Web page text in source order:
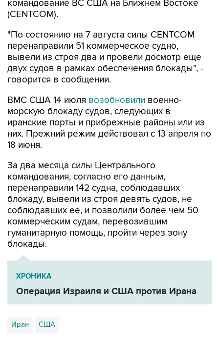
командование ВС США на Ближнем Востоке
(CENTCOM).
"По состоянию на 7 августа силы CENTCOM
перенаправили 51 коммерческое судно,
вывели из строя два и провели досмотр еще
двух судов в рамках обеспечения блокады", -
говорится в сообщении.
ВМС США 14 июля возобновили военно-
морскую блокаду судов, следующих в
иранские порты и прибрежные районы или из
них. Прежний режим действовал с 13 апреля по
18 июня.
За два месяца силы Центрального
командования, согласно его данным,
перенаправили 142 судна, соблюдавших
блокаду, вывели из строя девять судов, не
соблюдавших ее, и позволили более чем 50
коммерческим судам, перевозившим
гуманитарную помощь, пройти через зону
блокады.
ХРОНИКА
Операция Израиля и США против Ирана
Иран США